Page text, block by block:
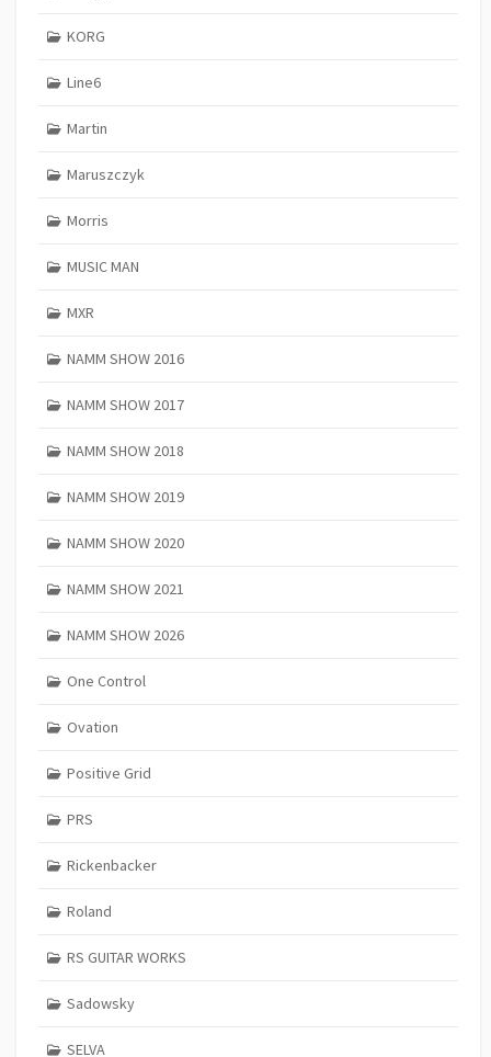
KORG
Line6
Martin
Maruszczyk
Morris
MUSIC MAN
MXR
NAMM SHOW 2016
NAMM SHOW 2017
NAMM SHOW 2018
NAMM SHOW 2019
NAMM SHOW 2020
NAMM SHOW 2021
NAMM SHOW 2026
One Control
Ovation
Positive Grid
PRS
Rickenbacker
Roland
RS GUITAR WORKS
Sadowsky
SELVA